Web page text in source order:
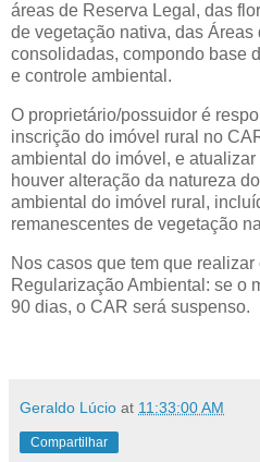
áreas de Reserva Legal, das
de vegetação nativa, das
consolidadas, compondo base
e controle ambiental.
O proprietário/possuidor é
inscrição do imóvel rural no
ambiental do imóvel, e
houver alteração da natureza
ambiental do imóvel rural,
remanescentes de vegetação
Nos casos que tem que
Regularização Ambiental: se o
90 dias, o CAR será suspenso.
Geraldo Lúcio at 11:33:00 AM
Compartilhar